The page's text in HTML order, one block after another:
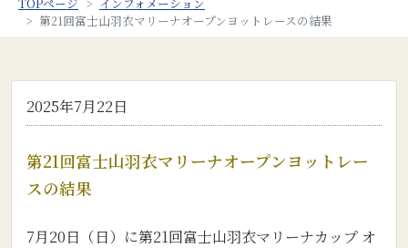
第21回富士山羽衣マリーナオープンヨットレースの結果
2025年7月22日
第21回富士山羽衣マリーナオープンヨットレー
スの結果
7月20日（日）に第21回富士山羽衣マリーナカップ オ